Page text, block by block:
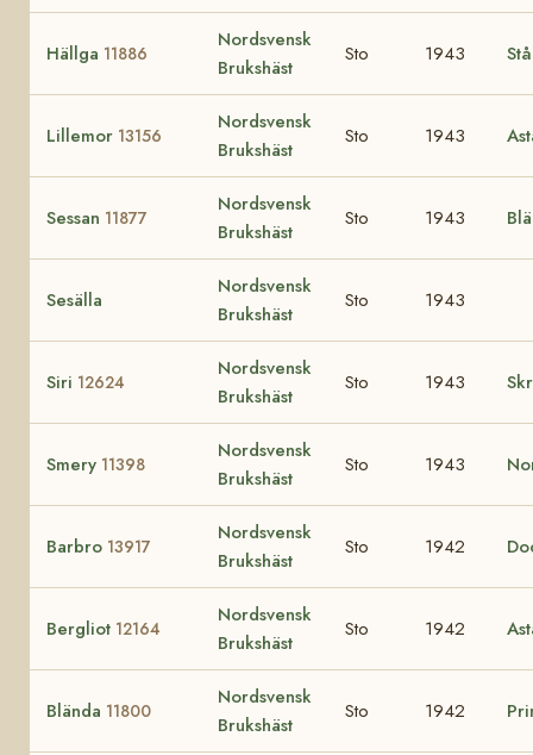
Hällga 11886
Nordsvensk
Brukshäst
Sto 1943
Lillemor 13156
Nordsvensk
Brukshäst
Sto 1943
Sessan 11877
Nordsvensk
Brukshäst
Sto 1943
Sesälla
Nordsvensk
Brukshäst
Sto 1943
Siri 12624
Nordsvensk
Brukshäst
Sto 1943
Smery 11398
Nordsvensk
Brukshäst
Sto 1943
Barbro 13917
Nordsvensk
Brukshäst
Sto 1942
Bergliot 12164
Nordsvensk
Brukshäst
Sto 1942
Blända 11800
Nordsvensk
Brukshäst
Sto 1942